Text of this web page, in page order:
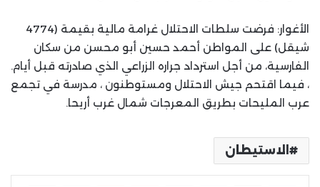
الأغوار: فرضت سلطات الاحتلال غرامة مالية بقيمة (4774
شيقل) على المواطن أحمد حسين أبو محسن من سكان
الفارسية، من أجل استرداد جراره الزراعي الذي صادرته قبل أيام.
، فيما اقتحم جيش الاحتلال ومستوطنون ، مدرسة في تجمع
عرب المليحات بطريق المعرجات شمال غرب أريحا.
الاستيطان